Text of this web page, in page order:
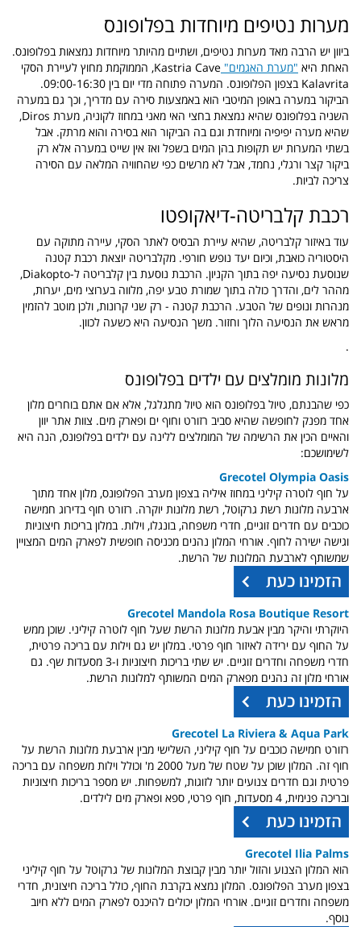
מערות נטיפים מיוחדות בפלופונס
ביוון יש הרבה מאד מערות נטיפים, ושתיים מהיותר מיוחדות נמצאות בפלופונס.
האחת היא "מערת האגמים"
Kastria Cave, הממוקמת מחוץ לעיירת הסקי
Kalavrita בצפון הפלופונס. המערה פתוחה מדי יום בין 09:00-16:30.
הביקור במערה באופן המיטבי הוא באמצעות סירה עם מדריך, וכך גם במערה
השניה בפלופונס שהיא נמצאת בחצי האי מאני במחוז לקוניה, מערת Diros,
שהיא מערה יפיפיה ומיוחדת וגם בה הביקור הוא בסירה והוא מרתק. אבל
בשתי המערות יש תקופות בהן המים בשפל ואז אין שייט במערה אלא רק
ביקור קצר ורגלי, נחמד, אבל לא מרשים כפי שהחוויה המלאה עם הסירה
צריכה לביות.
רכבת קלבריטה-דיאקופטו
עוד באיזור קלבריטה, שהיא עיירת הבסיס לאתר הסקי, עיירה מתוקה עם
היסטוריה כואבת, וכיום יעד נופש חורפי. מקלבריטה יוצאת רכבת קטנה
שנוסעת נסיעה יפה בתוך הקניון. הרכבת נוסעת בין קלבריטה ל-Diakopto,
מההר לים, והדרך כולה בתוך שמורת טבע יפה, מלווה בערוצי מים, יערות,
מנהרות ונופים של הטבע. הרכבת קטנה - רק שני קרונות, ולכן מוטב להזמין
מראש את הנסיעה הלוך וחזור. משך הנסיעה היא כשעה לכוון.
.
מלונות מומלצים עם ילדים בפלופונס
כפי שהבנתם, טיול בפלופונס הוא טיול מתגלגל, אלא אם אתם בוחרים מלון
אחד מפנק לחופשה שהיא סביב רזורט וחוף ים ופארק מים. צוות אתר יוון
והאיים הכין את הרשימה של המומלצים ללינה עם ילדים בפלופונס, הנה היא
לשימושכם:
Grecotel Olympia Oasis
על חוף לוטרה קיליני במחוז איליה בצפון מערב הפלופונס, מלון אחד מתוך
ארבעה מלונות רשת גרקוטל, רשת מלונות יוקרה. רזורט חוף בדירוג חמישה
כוכבים עם חדרים זוגיים, חדרי משפחה, בונגלו, וילות. במלון בריכות חיצוניות
וגישה ישירה לחוף. אורחי המלון נהנים מכניסה חופשית לפארק המים המצויין
שמשותף לארבעת המלונות של הרשת.
Grecotel Mandola Rosa Boutique Resort
היוקרתי והיקר מבין אבעת מלונות הרשת שעל חוף לוטרה קיליני. שוכן ממש
על החוף עם ירידה לאיזור חוף פרטי. במלון יש גם וילות עם בריכה פרטית,
חדרי משפחה וחדרים זוגיים. יש שתי בריכות חיצוניות ו-3 מסעדות שף. גם
אורחי מלון זה נהנים מפארק המים המשותף למלונות הרשת.
Grecotel La Riviera & Aqua Park
רזורט חמישה כוכבים על חוף קיליני, השלישי מבין ארבעת מלונות הרשת על
חוף זה. המלון שוכן על שטח של מעל 2000 מ' וכולל וילות משפחה עם בריכה
פרטית וגם חדרים צנועים יותר לזוגות, למשפחות. יש מספר בריכות חיצוניות
ובריכה פנימית, 4 מסעדות, חוף פרטי, ספא ופארק מים לילדים.
Grecotel Ilia Palms
הוא המלון הצנוע והזול יותר מבין קבוצת המלונות של גרקוטל על חוף קיליני
בצפון מערב הפלופונס. המלון נמצא בקרבת החוף, כולל בריכה חיצונית, חדרי
משפחה וחדרים זוגיים. אורחי המלון יכולים להיכנס לפארק המים ללא חיוב
נוסף.